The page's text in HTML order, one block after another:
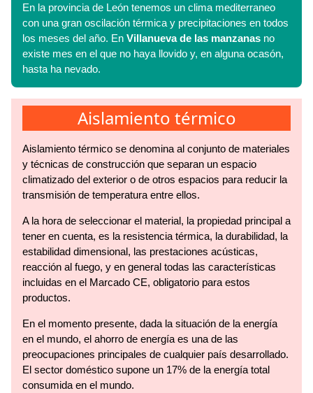
En la provincia de León tenemos un clima mediterraneo
con una gran oscilación térmica y precipitaciones en todos
los meses del año. En Villanueva de las manzanas no
existe mes en el que no haya llovido y, en alguna ocasón,
hasta ha nevado.
Aislamiento térmico
Aislamiento térmico se denomina al conjunto de materiales
y técnicas de construcción que separan un espacio
climatizado del exterior o de otros espacios para reducir la
transmisión de temperatura entre ellos.
A la hora de seleccionar el material, la propiedad principal a
tener en cuenta, es la resistencia térmica, la durabilidad, la
estabilidad dimensional, las prestaciones acústicas,
reacción al fuego, y en general todas las características
incluidas en el Marcado CE, obligatorio para estos
productos.
En el momento presente, dada la situación de la energía
en el mundo, el ahorro de energía es una de las
preocupaciones principales de cualquier país desarrollado.
El sector doméstico supone un 17% de la energía total
consumida en el mundo.